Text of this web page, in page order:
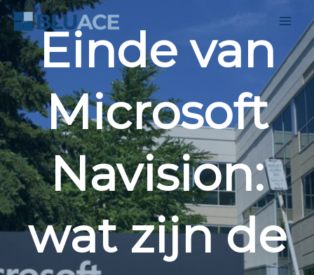
Ga
naar
inhoud Einde van
Microsoft
Navision:
wat zijn de